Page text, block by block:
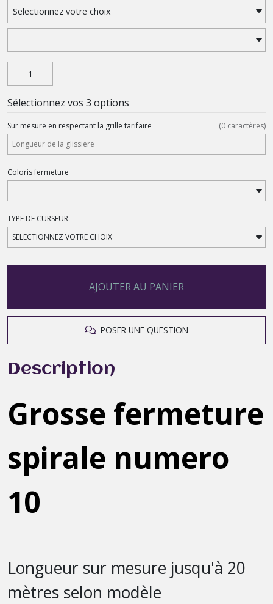
Sélectionnez vos 3 options
Sur mesure en respectant la grille tarifaire (0 caractères)
Coloris fermeture
TYPE DE CURSEUR
AJOUTER AU PANIER
POSER UNE QUESTION
Description
Grosse fermeture
spirale numero
10
Longueur sur mesure jusqu'à 20
mètres selon modèle